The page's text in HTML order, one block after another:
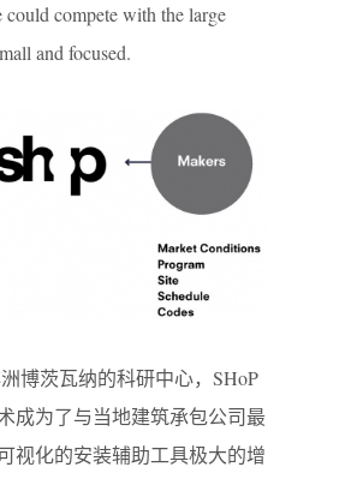
compete with the large
and focused.
博茨瓦纳的科研中心，SHoP
成为了与当地建筑承包公司最
视化的安装辅助工具极大的增